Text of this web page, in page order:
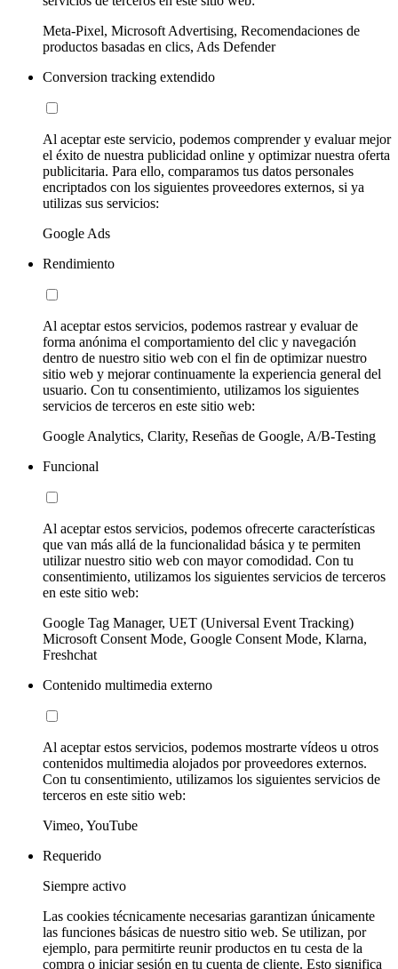
Meta-Pixel, Microsoft Advertising, Recomendaciones de
productos basadas en clics, Ads Defender
Conversion tracking extendido
Al aceptar este servicio, podemos comprender y evaluar mejor
el éxito de nuestra publicidad online y optimizar nuestra oferta
publicitaria. Para ello, comparamos tus datos personales
encriptados con los siguientes proveedores externos, si ya
utilizas sus servicios:
Google Ads
Rendimiento
Al aceptar estos servicios, podemos rastrear y evaluar de
forma anónima el comportamiento del clic y navegación
dentro de nuestro sitio web con el fin de optimizar nuestro
sitio web y mejorar continuamente la experiencia general del
usuario. Con tu consentimiento, utilizamos los siguientes
servicios de terceros en este sitio web:
Google Analytics, Clarity, Reseñas de Google, A/B-Testing
Funcional
Al aceptar estos servicios, podemos ofrecerte características
que van más allá de la funcionalidad básica y te permiten
utilizar nuestro sitio web con mayor comodidad. Con tu
consentimiento, utilizamos los siguientes servicios de terceros
en este sitio web:
Google Tag Manager, UET (Universal Event Tracking)
Microsoft Consent Mode, Google Consent Mode, Klarna,
Freshchat
Contenido multimedia externo
Al aceptar estos servicios, podemos mostrarte vídeos u otros
contenidos multimedia alojados por proveedores externos.
Con tu consentimiento, utilizamos los siguientes servicios de
terceros en este sitio web:
Vimeo, YouTube
Requerido
Siempre activo
Las cookies técnicamente necesarias garantizan únicamente
las funciones básicas de nuestro sitio web. Se utilizan, por
ejemplo, para permitirte reunir productos en tu cesta de la
compra o iniciar sesión en tu cuenta de cliente. Esto significa